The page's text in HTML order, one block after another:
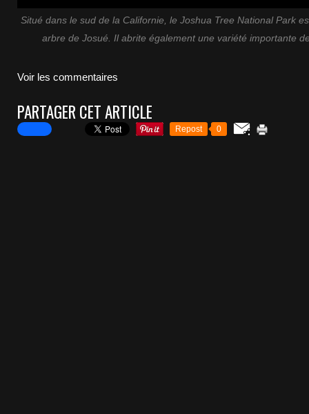
Situé dans le sud de la Californie, le Joshua Tree National Park
arbre de Josué. Il abrite également une variété importante
Voir les commentaires
PARTAGER CET ARTICLE
Repost 0